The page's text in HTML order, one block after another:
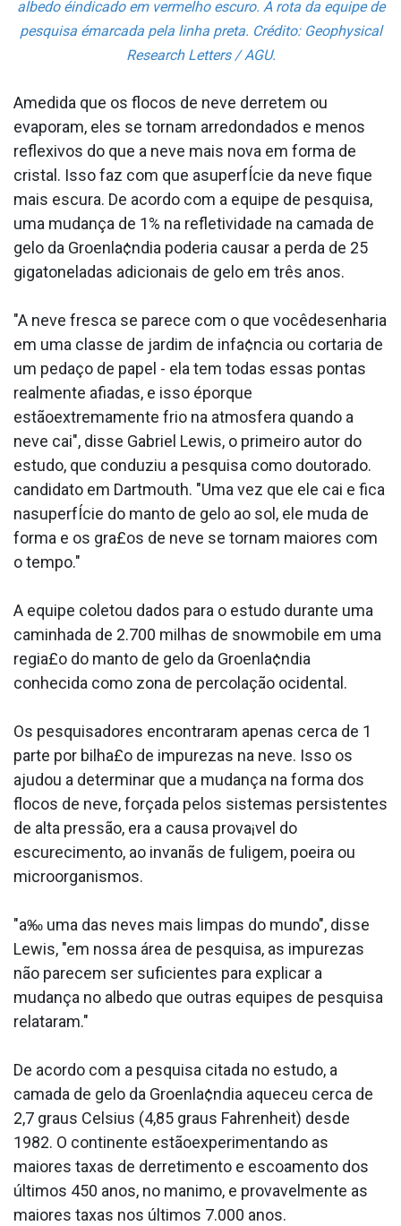
albedo éindicado em vermelho escuro. A rota da equipe de
pesquisa émarcada pela linha preta. Crédito: Geophysical
Research Letters / AGU.
Amedida que os flocos de neve derretem ou
evaporam, eles se tornam arredondados e menos
reflexivos do que a neve mais nova em forma de
cristal. Isso faz com que asuperfÍcie da neve fique
mais escura. De acordo com a equipe de pesquisa,
uma mudança de 1% na refletividade na camada de
gelo da Groenla¢ndia poderia causar a perda de 25
gigatoneladas adicionais de gelo em três anos.
"A neve fresca se parece com o que vocêdesenharia
em uma classe de jardim de infa¢ncia ou cortaria de
um pedaço de papel - ela tem todas essas pontas
realmente afiadas, e isso éporque
estãoextremamente frio na atmosfera quando a
neve cai", disse Gabriel Lewis, o primeiro autor do
estudo, que conduziu a pesquisa como doutorado.
candidato em Dartmouth. "Uma vez que ele cai e fica
nasuperfÍcie do manto de gelo ao sol, ele muda de
forma e os gra£os de neve se tornam maiores com
o tempo."
A equipe coletou dados para o estudo durante uma
caminhada de 2.700 milhas de snowmobile em uma
regia£o do manto de gelo da Groenla¢ndia
conhecida como zona de percolação ocidental.
Os pesquisadores encontraram apenas cerca de 1
parte por bilha£o de impurezas na neve. Isso os
ajudou a determinar que a mudança na forma dos
flocos de neve, forçada pelos sistemas persistentes
de alta pressão, era a causa prova¡vel do
escurecimento, ao invanãs de fuligem, poeira ou
microorganismos.
"a‰ uma das neves mais limpas do mundo", disse
Lewis, "em nossa área de pesquisa, as impurezas
não parecem ser suficientes para explicar a
mudança no albedo que outras equipes de pesquisa
relataram."
De acordo com a pesquisa citada no estudo, a
camada de gelo da Groenla¢ndia aqueceu cerca de
2,7 graus Celsius (4,85 graus Fahrenheit) desde
1982. O continente estãoexperimentando as
maiores taxas de derretimento e escoamento dos
últimos 450 anos, no ma­nimo, e provavelmente as
maiores taxas nos últimos 7.000 anos.